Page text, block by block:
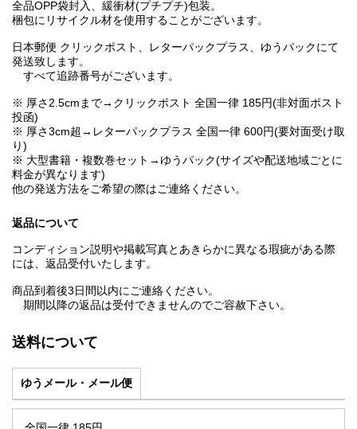
全品OPP袋封入、緩衝材(プチプチ)包装。
梱包にリサイクル材を使用することがございます。
日本郵便 クリックポスト、レターパックプラス、ゆうパックにて
発送致します。
すべて追跡番号がございます。
※ 厚さ2.5cmまで→クリックポスト 全国一律 185円(非対面ポスト
投函)
※ 厚さ3cm超→レターパックプラス 全国一律 600円(要対面受け取
り)
※ 大型書籍・複数巻セット→ゆうパック(サイズや配送地域ごとに
料金が異なります)
他の発送方法をご希望の際はご連絡ください。
返品について
コンディション説明や掲載写真とあきらかに異なる瑕疵がある際
には、返品受付いたします。
商品到着後3日間以内にご連絡ください。
期間以降の返品は受付できませんのでご容赦下さい。
送料について
ゆうメール・メール便